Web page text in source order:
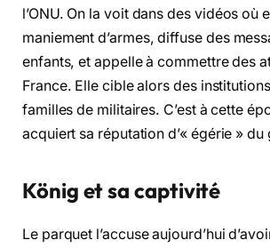
l’ONU. On la voit dans des vidéos où
maniement d’armes, diffuse des
enfants, et appelle à commettre des
France. Elle cible alors des
familles de militaires. C’est à cette
acquiert sa réputation d’« égérie » du
König et sa captivité
Le parquet l’accuse aujourd’hui